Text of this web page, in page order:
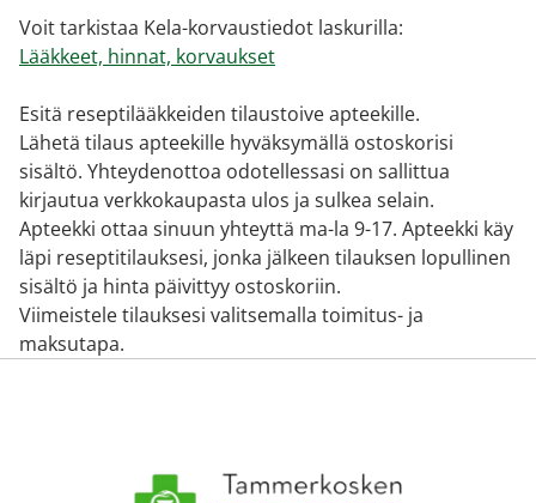
Voit tarkistaa Kela-korvaustiedot laskurilla:
Lääkkeet, hinnat, korvaukset
Esitä reseptilääkkeiden tilaustoive apteekille.
Lähetä tilaus apteekille hyväksymällä ostoskorisi
sisältö. Yhteydenottoa odotellessasi on sallittua
kirjautua verkkokaupasta ulos ja sulkea selain.
Apteekki ottaa sinuun yhteyttä ma-la 9-17. Apteekki käy
läpi reseptitilauksesi, jonka jälkeen tilauksen lopullinen
sisältö ja hinta päivittyy ostoskoriin.
Viimeistele tilauksesi valitsemalla toimitus- ja
maksutapa.